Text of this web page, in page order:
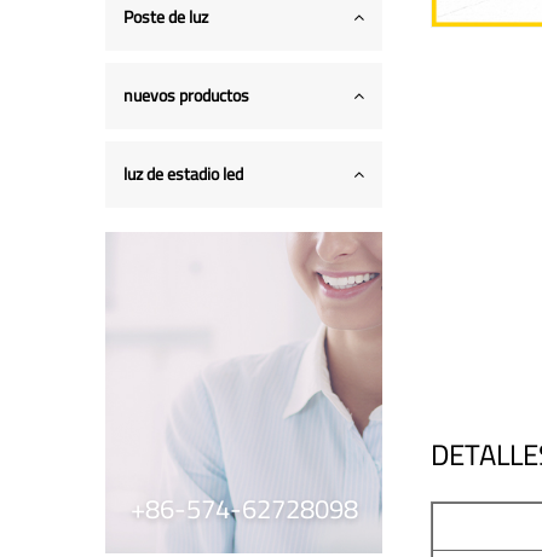
Poste de luz
nuevos productos
luz de estadio led
+86-574-62728098